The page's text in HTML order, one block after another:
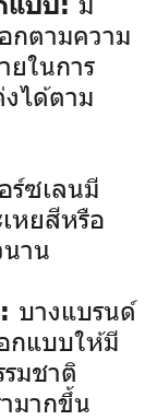
กตามความ
ยในการ
ได้ตาม
ร์ซเลนมี
หยสีหรือ
นาน
บางแบรนด์
กแบบให้มี
มชาติ
มากขึ้น